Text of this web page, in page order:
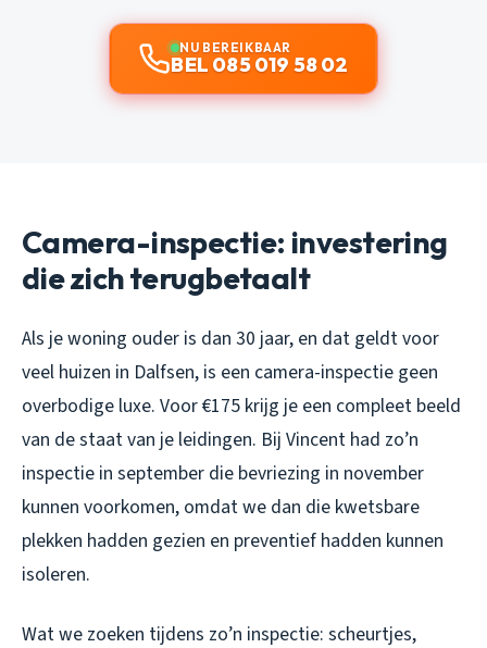
NU BEREIKBAAR
BEL 085 019 58 02
Camera-inspectie: investering
die zich terugbetaalt
Als je woning ouder is dan 30 jaar, en dat geldt voor
veel huizen in Dalfsen, is een camera-inspectie geen
overbodige luxe. Voor €175 krijg je een compleet beeld
van de staat van je leidingen. Bij Vincent had zo’n
inspectie in september die bevriezing in november
kunnen voorkomen, omdat we dan die kwetsbare
plekken hadden gezien en preventief hadden kunnen
isoleren.
Wat we zoeken tijdens zo’n inspectie: scheurtjes,